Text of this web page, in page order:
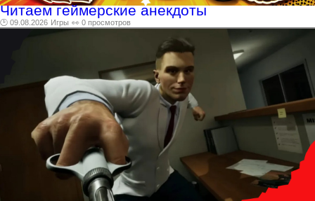
Читаем геймерские анекдоты
🕑 09.08.2026 Игры 👀 0 просмотров